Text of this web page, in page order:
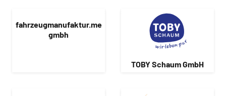
fahrzeugmanufaktur.me
gmbh
TOBY Schaum GmbH